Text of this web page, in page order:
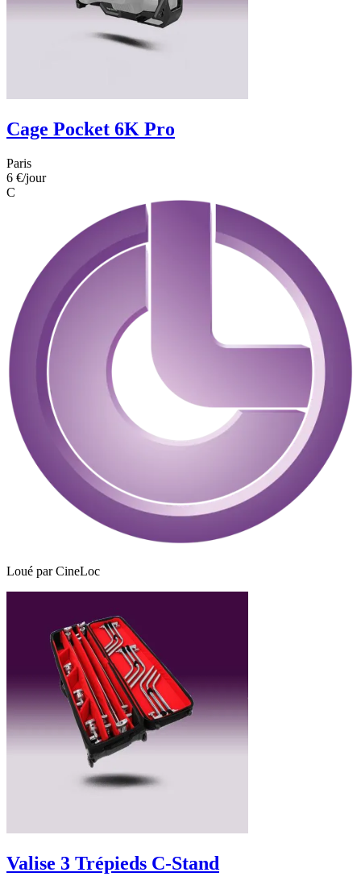
Cage Pocket 6K Pro
Paris
6 €/jour
C
Loué parCineLoc
Valise 3 Trépieds C-Stand